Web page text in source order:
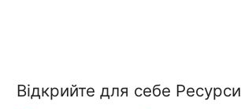
Відкрийте для себе Ресурси